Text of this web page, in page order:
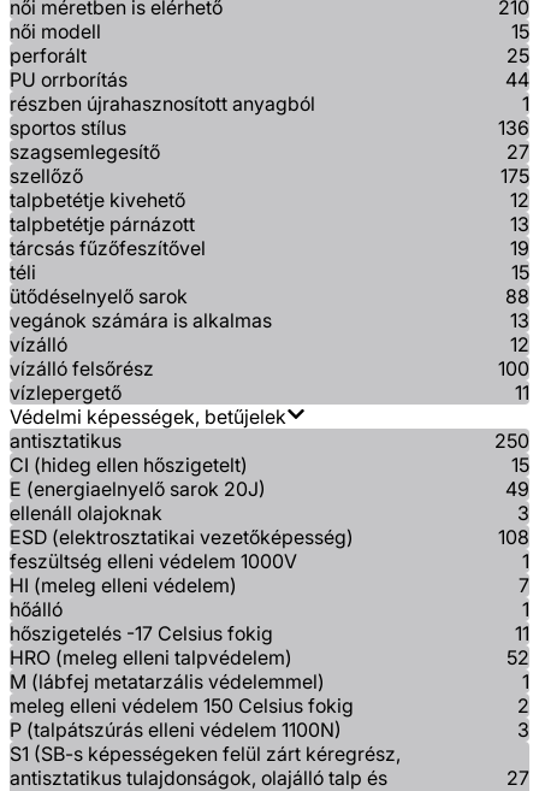
női méretben is elérhető
210
női modell
15
perforált
25
PU orrborítás
44
részben újrahasznosított anyagból
1
sportos stílus
136
szagsemlegesítő
27
szellőző
175
talpbetétje kivehető
12
talpbetétje párnázott
13
tárcsás fűzőfeszítővel
19
téli
15
ütődéselnyelő sarok
88
vegánok számára is alkalmas
13
vízálló
12
vízálló felsőrész
100
vízlepergető
11
Védelmi képességek, betűjelek
antisztatikus
250
CI (hideg ellen hőszigetelt)
15
E (energiaelnyelő sarok 20J)
49
ellenáll olajoknak
3
ESD (elektrosztatikai vezetőképesség)
108
feszültség elleni védelem 1000V
1
HI (meleg elleni védelem)
7
hőálló
1
hőszigetelés -17 Celsius fokig
11
HRO (meleg elleni talpvédelem)
52
M (lábfej metatarzális védelemmel)
1
meleg elleni védelem 150 Celsius fokig
2
P (talpátszúrás elleni védelem 1100N)
3
S1 (SB-s képességeken felül zárt kéregrész,
antisztatikus tulajdonságok, olajálló talp és
27